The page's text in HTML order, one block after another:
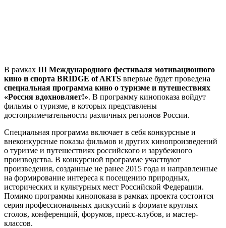
В рамках III Международного фестиваля мотивационного
кино и спорта BRIDGE of ARTS впервые будет проведена
специальная программа кино о туризме и путешествиях
«Россия вдохновляет!». В программу кинопоказа войдут
фильмы о туризме, в которых представлены
достопримечательности различных регионов России.
Специальная программа включает в себя конкурсные и
внеконкурсные показы фильмов и других кинопроизведений
о туризме и путешествиях российского и зарубежного
производства. В конкурсной программе участвуют
произведения, созданные не ранее 2015 года и направленные
на формирование интереса к посещению природных,
исторических и культурных мест Российской Федерации.
Помимо программы кинопоказа в рамках проекта состоится
серия профессиональных дискуссий в формате круглых
столов, конференций, форумов, пресс-клубов, и мастер-
классов.